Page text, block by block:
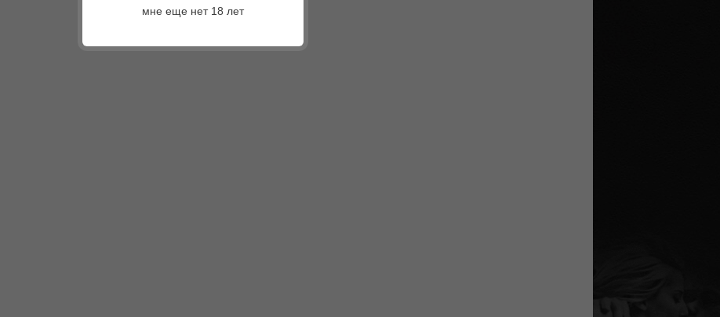
мне еще нет 18 лет